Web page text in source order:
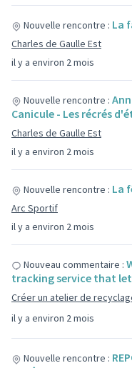
il y a environ 2 mois
Nouvelle rencontre : La
Charles de Gaulle Est
il y a environ 2 mois
Nouvelle rencontre :
Canicule - Les récrés
Charles de Gaulle Est
il y a environ 2 mois
Nouvelle rencontre : La
Arc Sportif
il y a environ 2 mois
Nouveau commentaire :
tracking service that
Créer un atelier de
Nouvelle rencontre :